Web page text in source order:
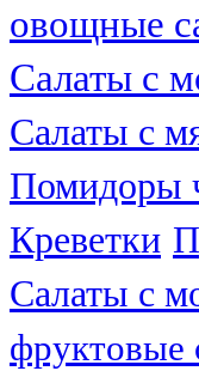
овощные
Салаты с
Салаты с
Помидоры
Креветки
Салаты с
фруктовые